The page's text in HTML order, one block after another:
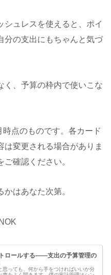
シュレスを使えると、ポイ
分の支出にもちゃんと気づ
く、予算の枠内で使いこな
点のものです。各カード
変更される場合がありま
確認ください。
はあなた次第。
ロールする——支出の予算管理の
思っても、何から手をつければいいか分